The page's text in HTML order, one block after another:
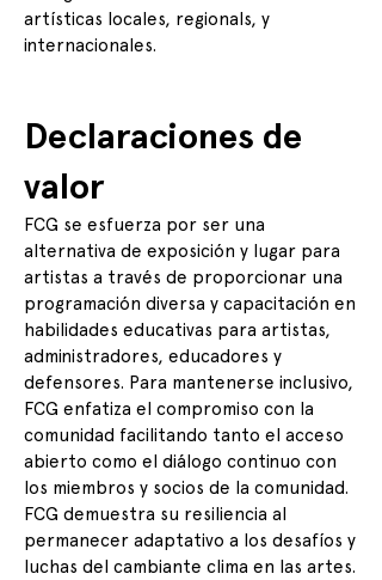
artísticas locales, regionals, y
internacionales.
Declaraciones de
valor
FCG se esfuerza por ser una
alternativa de exposición y lugar para
artistas a través de proporcionar una
programación diversa y capacitación en
habilidades educativas para artistas,
administradores, educadores y
defensores. Para mantenerse inclusivo,
FCG enfatiza el compromiso con la
comunidad facilitando tanto el acceso
abierto como el diálogo continuo con
los miembros y socios de la comunidad.
FCG demuestra su resiliencia al
permanecer adaptativo a los desafíos y
luchas del cambiante clima en las artes.